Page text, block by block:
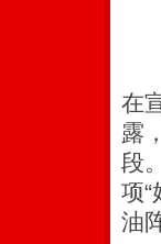
在
露
段
项
油